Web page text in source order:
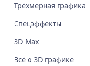
Трёхмерная графика
Спецэффекты
3D Max
Всё о 3D графике